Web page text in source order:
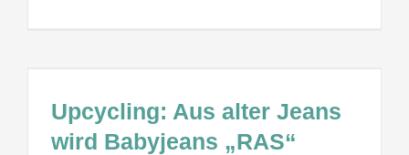
Upcycling: Aus alter Jeans
wird Babyjeans „RAS“